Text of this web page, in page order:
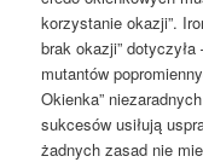
korzystanie okazji”.
brak okazji”
mutantów
Okienka”
sukcesów usiłują
żadnych zasad nie